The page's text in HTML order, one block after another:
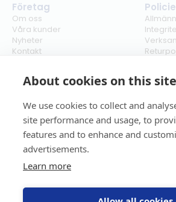
About cookies on this site
We use cookies to collect and
site performance and usage, to
features and to enhance and
advertisements.
Learn more
Företag
Om oss
Våra kunder
Nyheter
Kontakt
Cookies